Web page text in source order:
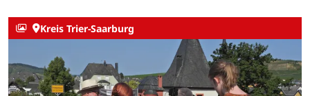
Kreis Trier-Saarburg